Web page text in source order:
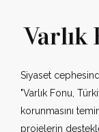
Varlık
Siyaset
"Varlık Fonu,
korunmasını
projelerin